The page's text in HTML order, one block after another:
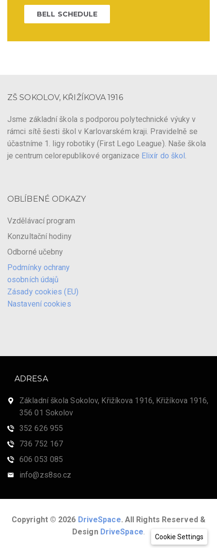
BELL SCHEDULE
ZŠ SOKOLOV, KŘIŽÍKOVA 1916
Jsme základní škola s podporou polytechnické výuky v
rámci sítě šesti škol v Karlovarském kraji. Pravidelně se
účastníme 1. ligy robotiky (First Lego League). Naše škola
je centrum celorepublikové organizace Elixír do škol.
OBLÍBENÉ ODKAZY
Vzdělávací program
Konzultační hodiny
Odborné učebny
Podmínky ochrany
osobních údajů
Zásady cookies (EU)
Nastavení cookies
ADRESA
Základní škola Sokolov, Křižíkova 1916, Křižíkova 1916,
356 01 Sokolov
352 626 955
736 752 167
606 053 085
info@zs8so.cz
Copyright © 2026 DriveSpace. All Rights Reserved &
Design DriveSpace
Cookie Settings